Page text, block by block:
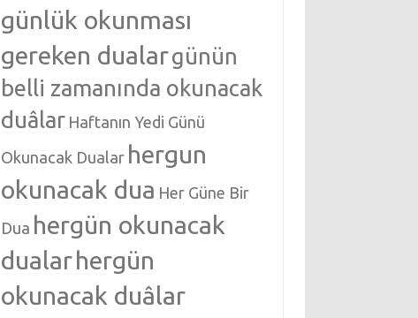
günlük okunması
gereken dualargünün
belli zamanında okunacak
duâlar Haftanın Yedi Günü
Okunacak Dualar hergun
okunacak dua Her Güne Bir
Dua hergün okunacak
dualarhergün
okunacak duâlar